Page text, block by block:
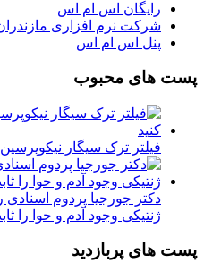
رایگان اس ام اس
شرکت نرم افزاری
پنل اس ام اس
پست های محبوب
فیلتر ترک سیگار
دکتر جورجیا پردوم
ژنتیکی وجود آدم و حوا را
پست های پربازدید